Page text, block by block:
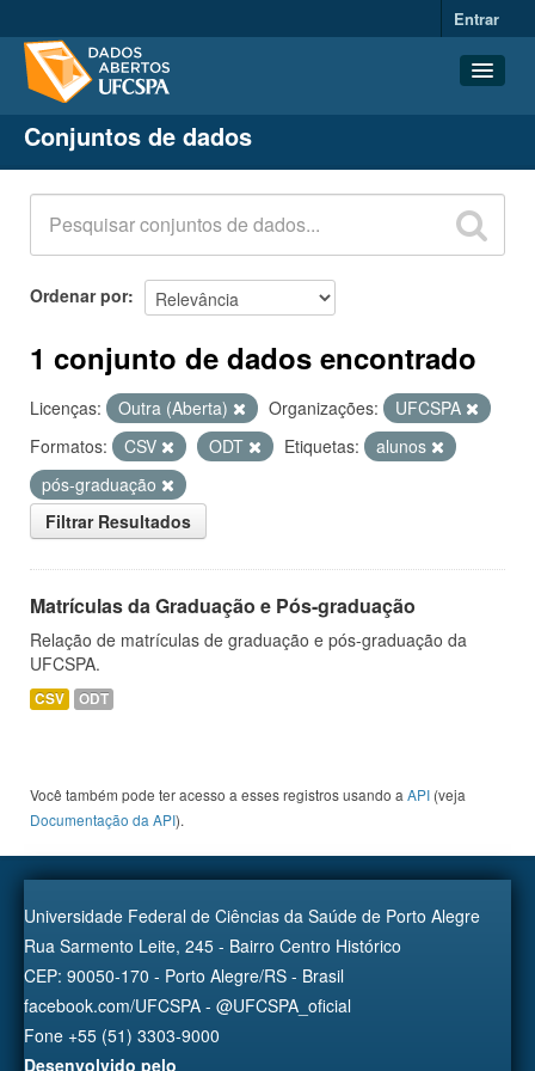
Entrar
Conjuntos de dados
Organizações
Grupos
Sobre
Conjuntos de dados
Ordenar por
1 conjunto de dados encontrado
Licenças: Outra (Aberta) Organizações:
UFCSPA
Formatos:
CSV ODT Etiquetas:
alunos
pós-graduação
Filtrar Resultados
Matrículas da Graduação e Pós-graduação
Relação de matrículas de graduação e pós-graduação da
UFCSPA.
CSV ODT
Você também pode ter acesso a esses registros usando a API (veja
Documentação da API).
Universidade Federal de Ciências da Saúde de Porto Alegre
Rua Sarmento Leite, 245 - Bairro Centro Histórico
CEP: 90050-170 - Porto Alegre/RS - Brasil
facebook.com/UFCSPA - @UFCSPA_oficial
Fone +55 (51) 3303-9000
Desenvolvido pelo